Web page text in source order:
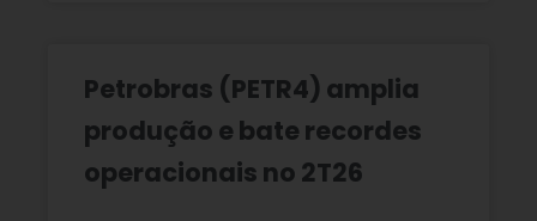
Petrobras (PETR4) amplia
produção e bate recordes
operacionais no 2T26